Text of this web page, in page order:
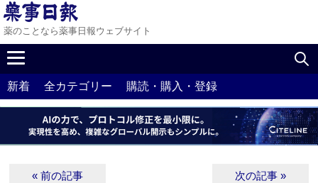
薬のことなら薬事日報ウェブサイト
新着 全カテゴリー 購読・購入・登録
« 前の記事 次の記事 »